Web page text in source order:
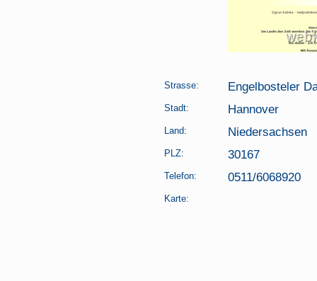
Strasse: Engelbosteler
Stadt: Hannover
Land: Niedersachsen
PLZ: 30167
Telefon: 0511/6068920
Karte: